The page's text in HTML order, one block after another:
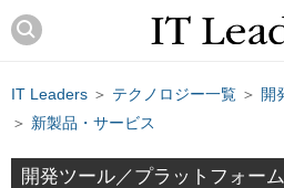
IT Leaders ＞ テクノロジー一覧 ＞ 開
＞ 新製品・サービス
開発ツール／プラットフォーム